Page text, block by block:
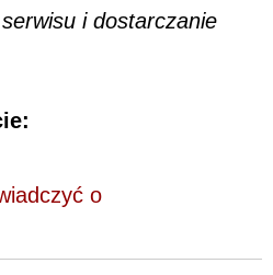
i dostarczanie
o